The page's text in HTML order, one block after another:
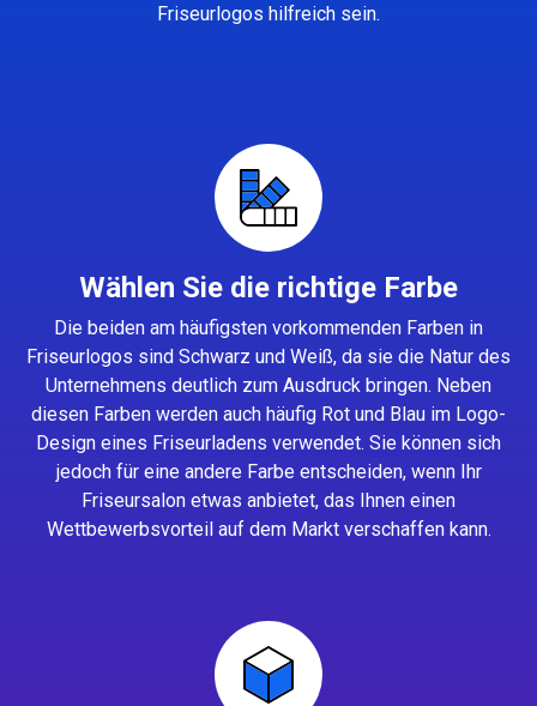
Friseurlogos hilfreich sein.
Wählen Sie die richtige Farbe
Die beiden am häufigsten vorkommenden Farben in
Friseurlogos sind Schwarz und Weiß, da sie die Natur des
Unternehmens deutlich zum Ausdruck bringen. Neben
diesen Farben werden auch häufig Rot und Blau im Logo-
Design eines Friseurladens verwendet. Sie können sich
jedoch für eine andere Farbe entscheiden, wenn Ihr
Friseursalon etwas anbietet, das Ihnen einen
Wettbewerbsvorteil auf dem Markt verschaffen kann.